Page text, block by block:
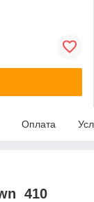
Оплата
410